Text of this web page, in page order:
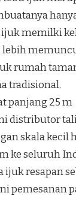
ijuk memilki
lebih
rumah
tradisional.
panjang 25 m
distributor
skala kecil
ke seluruh
ijuk resapan
pemesanan